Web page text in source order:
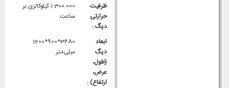
ظرفیت
حرارتی
دیگ :
1.300.000 کیلوکالری بر
ساعت
ابعاد
دیگ
(طول،
عرض،
ارتفاع) :
3680*900*1200
میلی‌متر